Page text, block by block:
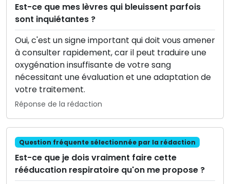
Est-ce que mes lèvres qui bleuissent parfois
sont inquiétantes ?
Oui, c'est un signe important qui doit vous amener
à consulter rapidement, car il peut traduire une
oxygénation insuffisante de votre sang
nécessitant une évaluation et une adaptation de
votre traitement.
Réponse de la rédaction
Question fréquente sélectionnée par la rédaction
Est-ce que je dois vraiment faire cette
rééducation respiratoire qu'on me propose ?